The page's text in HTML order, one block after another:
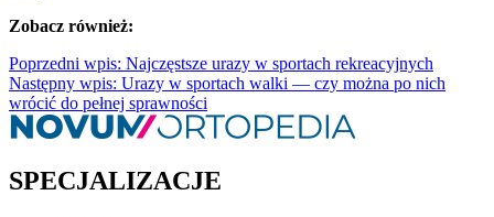
Zobacz również:
Poprzedni wpis: Najczęstsze urazy w sportach rekreacyjnych
Następny wpis: Urazy w sportach walki — czy można po nich
wrócić do pełnej sprawności
SPECJALIZACJE